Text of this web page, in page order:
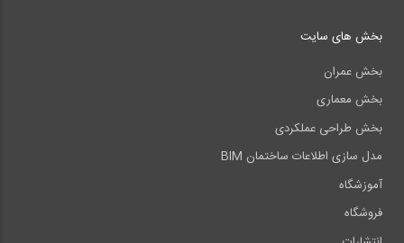
بخش های سایت
بخش عمران
بخش معماری
بخش طراحی عملکردی
مدل سازی اطلاعات ساختمان BIM
آموزشگاه
فروشگاه